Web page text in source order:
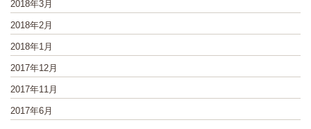
2018年3月
2018年2月
2018年1月
2017年12月
2017年11月
2017年6月